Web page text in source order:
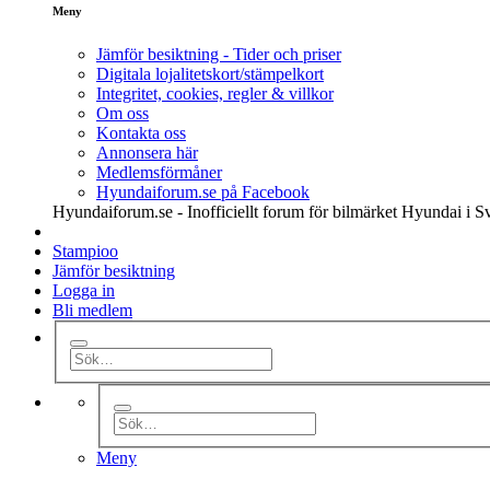
Meny
Jämför besiktning - Tider och priser
Digitala lojalitetskort/stämpelkort
Integritet, cookies, regler & villkor
Om oss
Kontakta oss
Annonsera här
Medlemsförmåner
Hyundaiforum.se på Facebook
Hyundaiforum.se - Inofficiellt forum för bilmärket Hyundai i
Stampioo
Jämför besiktning
Logga in
Bli medlem
Meny